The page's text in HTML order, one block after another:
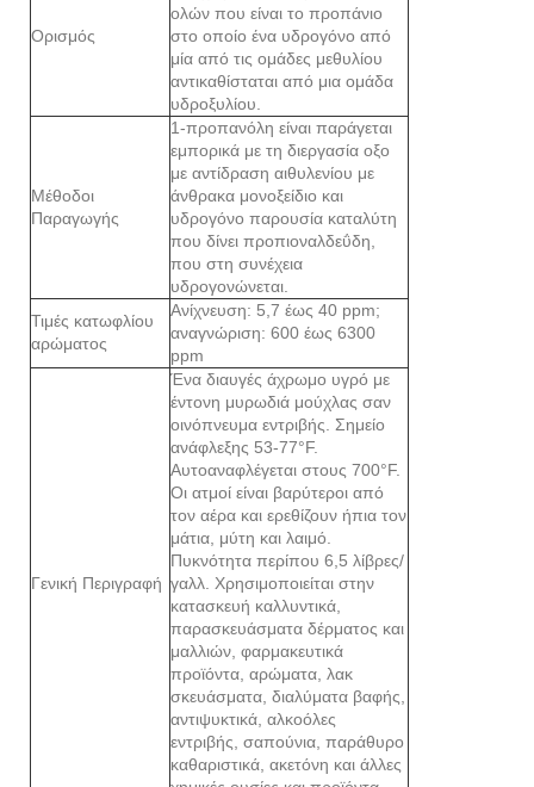
Ορισμός
ολών που είναι το προπάνιο
στο οποίο ένα υδρογόνο από
μία από τις ομάδες μεθυλίου
αντικαθίσταται από μια ομάδα
υδροξυλίου.
Μέθοδοι
Παραγωγής
1-προπανόλη είναι παράγεται
εμπορικά με τη διεργασία οξο
με αντίδραση αιθυλενίου με
άνθρακα μονοξείδιο και
υδρογόνο παρουσία καταλύτη
που δίνει προπιοναλδεΰδη,
που στη συνέχεια
υδρογονώνεται.
Τιμές κατωφλίου
αρώματος
Ανίχνευση: 5,7 έως 40 ppm;
αναγνώριση: 600 έως 6300
ppm
Γενική Περιγραφή
Ένα διαυγές άχρωμο υγρό με
έντονη μυρωδιά μούχλας σαν
οινόπνευμα εντριβής. Σημείο
ανάφλεξης 53-77°F.
Αυτοαναφλέγεται στους 700°F.
Οι ατμοί είναι βαρύτεροι από
τον αέρα και ερεθίζουν ήπια τον
μάτια, μύτη και λαιμό.
Πυκνότητα περίπου 6,5 λίβρες/
γαλλ. Χρησιμοποιείται στην
κατασκευή καλλυντικά,
παρασκευάσματα δέρματος και
μαλλιών, φαρμακευτικά
προϊόντα, αρώματα, λακ
σκευάσματα, διαλύματα βαφής,
αντιψυκτικά, αλκοόλες
εντριβής, σαπούνια, παράθυρο
καθαριστικά, ακετόνη και άλλες